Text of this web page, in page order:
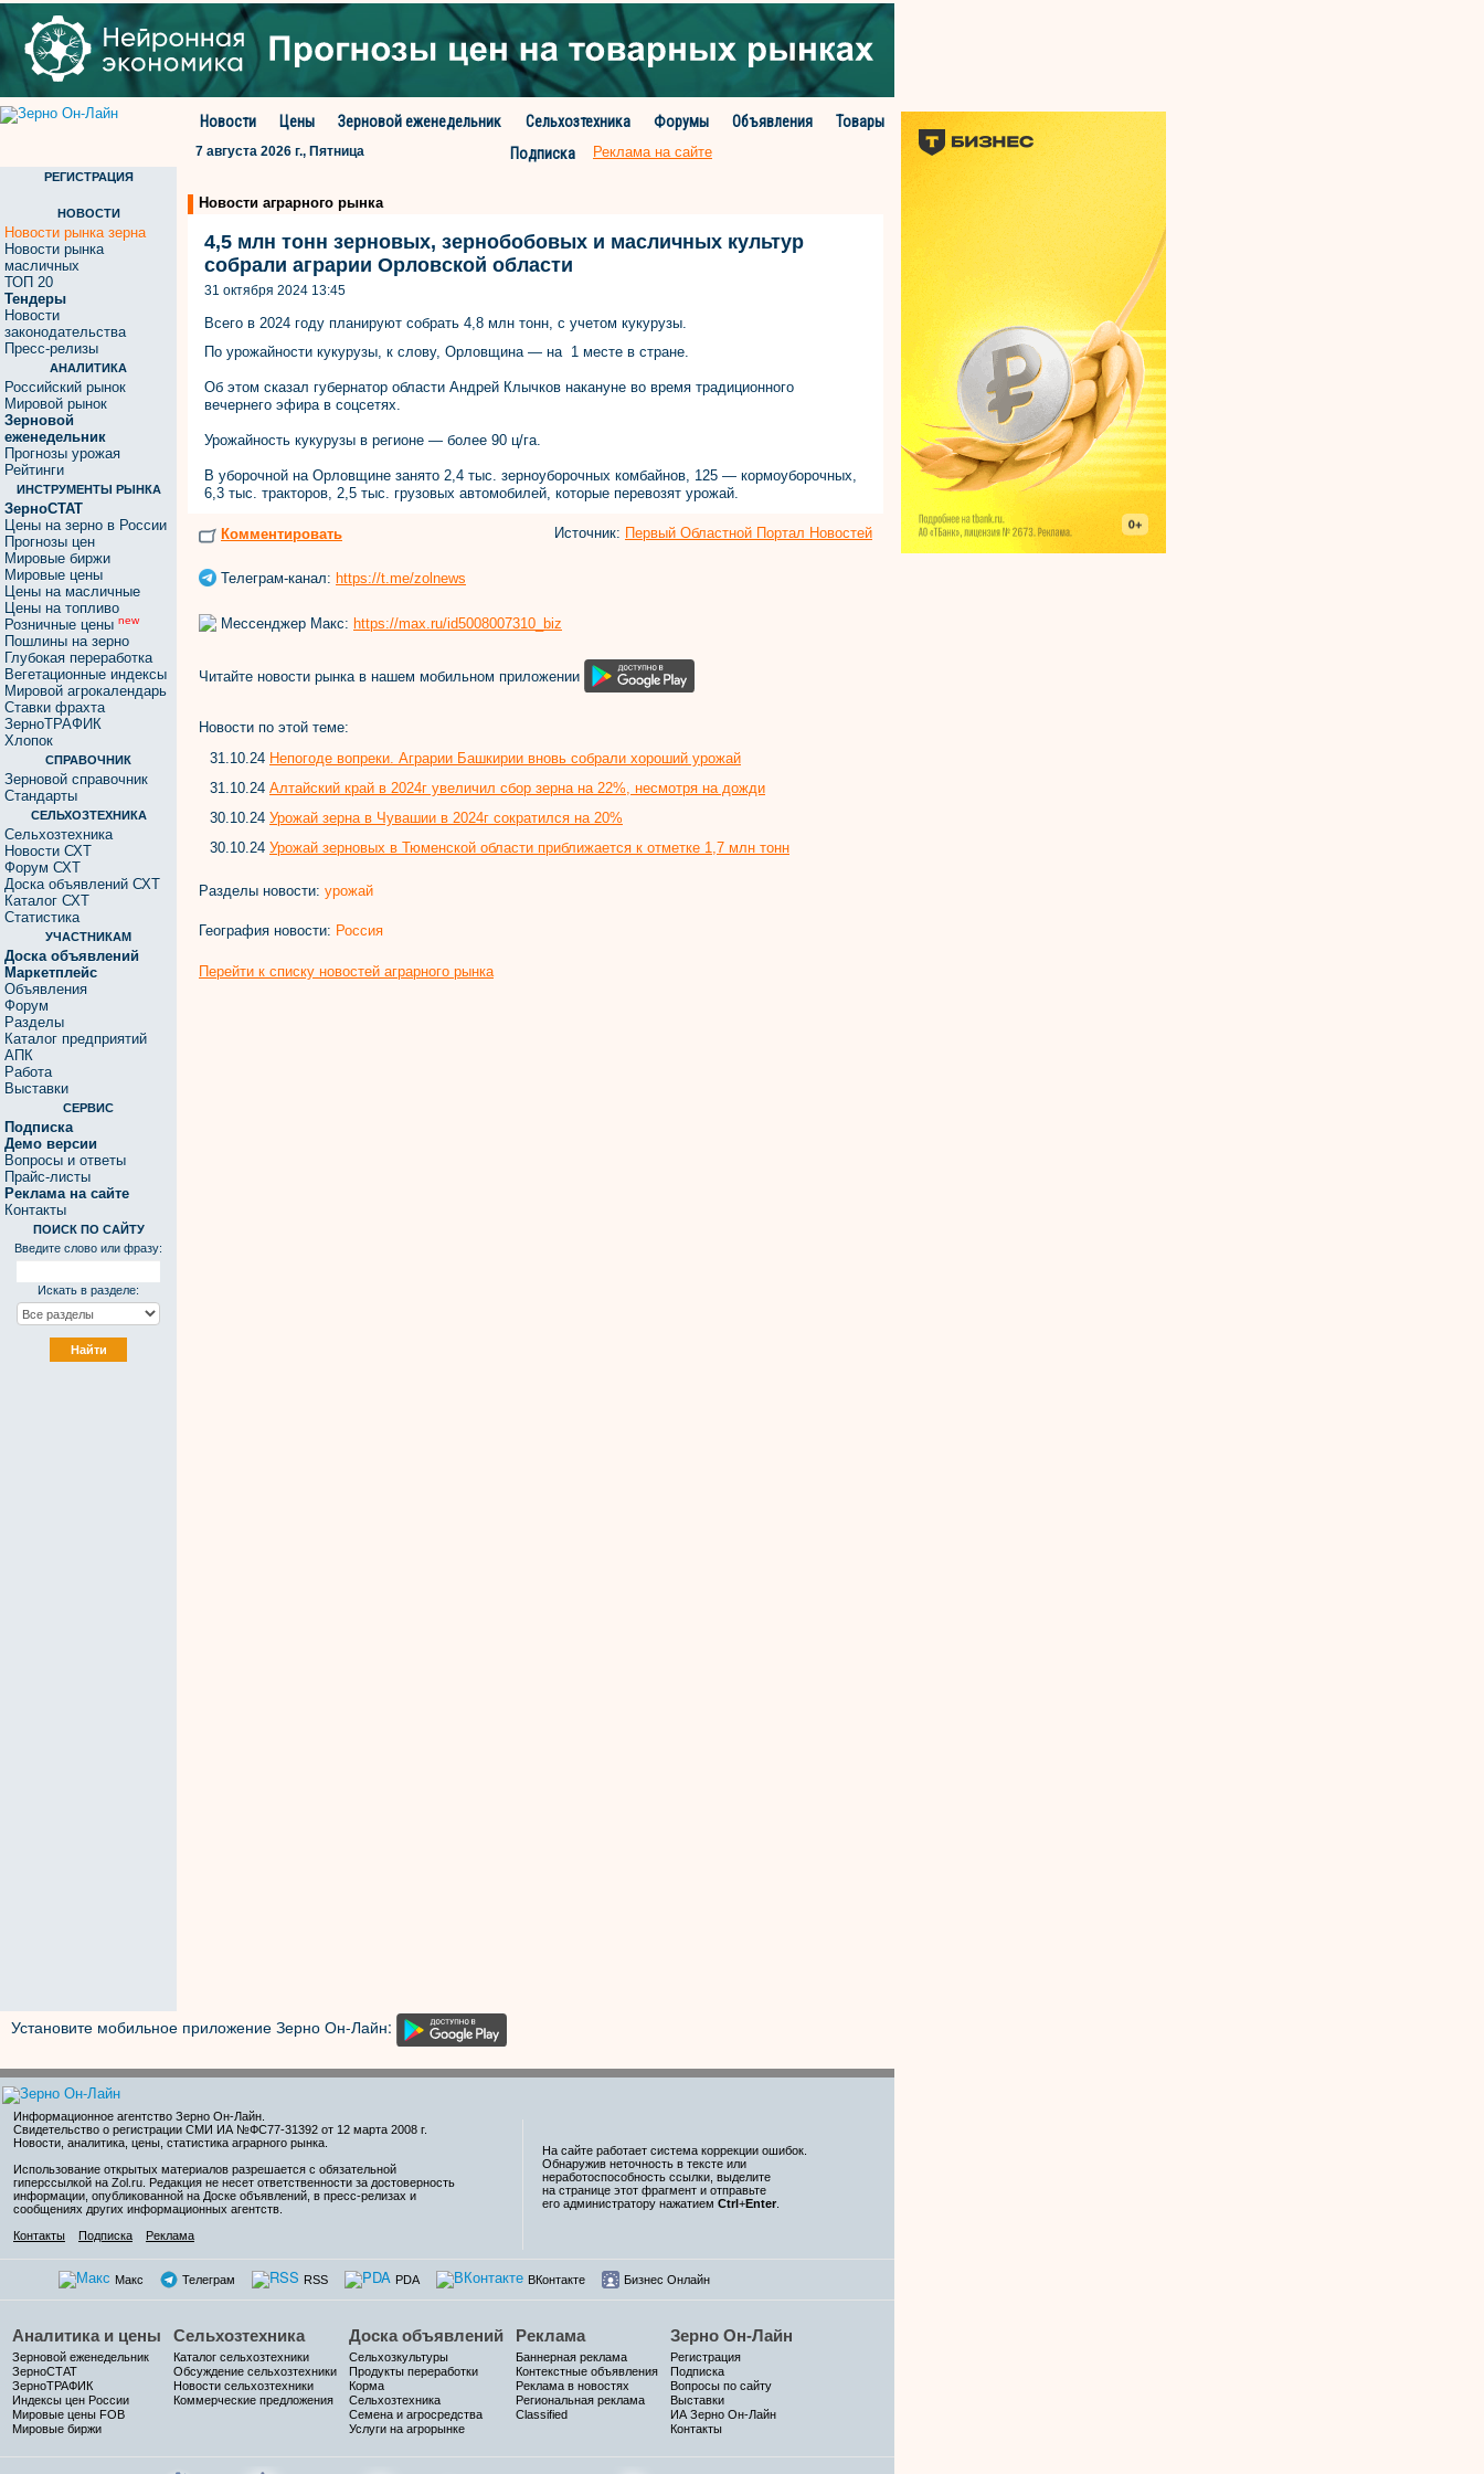
Новости Цены Зерновой еженедельник Сельхозтехника Форумы Объявления
Товары
Подписка
7 августа 2026 г., Пятница Реклама на сайте
РЕГИСТРАЦИЯ
НОВОСТИ
Новости рынка зерна
Новости рынка
масличных
ТОП 20
Тендеры
Новости
законодательства
Пресс-релизы
АНАЛИТИКА
Российский рынок
Мировой рынок
Зерновой
еженедельник
Прогнозы урожая
Рейтинги
ИНСТРУМЕНТЫ РЫНКА
ЗерноСТАТ
Цены на зерно в России
Прогнозы цен
Мировые биржи
Мировые цены
Цены на масличные
Цены на топливо
Розничные цены new
Пошлины на зерно
Глубокая переработка
Вегетационные индексы
Мировой агрокалендарь
Ставки фрахта
ЗерноТРАФИК
Хлопок
СПРАВОЧНИК
Зерновой справочник
Стандарты
СЕЛЬХОЗТЕХНИКА
Сельхозтехника
Новости СХТ
Форум СХТ
Доска объявлений СХТ
Каталог СХТ
Статистика
УЧАСТНИКАМ
Доска объявлений
Маркетплейс
Объявления
Форум
Разделы
Каталог предприятий
АПК
Работа
Выставки
СЕРВИС
Подписка
Демо версии
Вопросы и ответы
Прайс-листы
Реклама на сайте
Контакты
ПОИСК ПО САЙТУ
Введите слово или фразу:
Искать в разделе:
Новости аграрного рынка
4,5 млн тонн зерновых, зернобобовых и масличных культур
собрали аграрии Орловской области
31 октября 2024 13:45
Всего в 2024 году планируют собрать 4,8 млн тонн, с учетом кукурузы.
По урожайности кукурузы, к слову, Орловщина — на 1 месте в стране.
Об этом сказал губернатор области Андрей Клычков накануне во время традиционного
вечернего эфира в соцсетях.
Урожайность кукурузы в регионе — более 90 ц/га.
В уборочной на Орловщине занято 2,4 тыс. зерноуборочных комбайнов, 125 — кормоуборочных,
6,3 тыс. тракторов, 2,5 тыс. грузовых автомобилей, которые перевозят урожай.
Комментировать Источник: Первый Областной Портал Новостей
Телеграм-канал: https://t.me/zolnews
Мессенджер Макс: https://max.ru/id5008007310_biz
Читайте новости рынка в нашем мобильном приложении
Новости по этой теме:
31.10.24 Непогоде вопреки. Аграрии Башкирии вновь собрали хороший урожай
31.10.24 Алтайский край в 2024г увеличил сбор зерна на 22%, несмотря на дожди
30.10.24 Урожай зерна в Чувашии в 2024г сократился на 20%
30.10.24 Урожай зерновых в Тюменской области приближается к отметке 1,7 млн тонн
Разделы новости: урожай
География новости: Россия
Перейти к списку новостей аграрного рынка
Установите мобильное приложение Зерно Он-Лайн:
Информационное агентство Зерно Он-Лайн
Свидетельство о регистрации СМИ ИА №ФС77-31392 от 12 марта 2008 г.
Новости, аналитика, цены, статистика аграрного рынка.
Использование открытых материалов разрешается с обязательной
гиперссылкой на Zol.ru. Редакция не несет ответственности за достоверность
информации, опубликованной на Доске объявлений, в пресс-релизах и
сообщениях других информационных агентств.
Контакты
Подписка Реклама
На сайте работает система коррекции ошибок.
Обнаружив неточность в тексте или
неработоспособность ссылки, выделите
на странице этот фрагмент и отправьте
его администратору нажатием Ctrl+Enter
Макс Телеграм RSS PDA ВКонтакте Бизнес Онлайн
Аналитика и цены
Зерновой еженедельник
ЗерноСТАТ
ЗерноТРАФИК
Индексы цен России
Мировые цены FOB
Мировые биржи
Сельхозтехника
Каталог сельхозтехники
Обсуждение сельхозтехники
Новости сельхозтехники
Коммерческие предложения
Доска объявлений
Сельхозкультуры
Продукты переработки
Корма
Сельхозтехника
Семена и агросредства
Услуги на агрорынке
Реклама
Баннерная реклама
Контекстные объявления
Реклама в новостях
Региональная реклама
Classified
Зерно Он-Лайн
Регистрация
Подписка
Вопросы по сайту
Выставки
ИА Зерно Он-Лайн
Контакты